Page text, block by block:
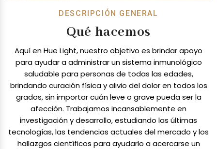
DESCRIPCIÓN GENERAL
Qué hacemos
Aquí en Hue Light, nuestro objetivo es brindar apoyo
para ayudar a administrar un sistema inmunológico
saludable para personas de todas las edades,
brindando curación física y alivio del dolor en todos los
grados, sin importar cuán leve o grave pueda ser la
afección. Trabajamos incansablemente en
investigación y desarrollo, estudiando las últimas
tecnologías, las tendencias actuales del mercado y los
hallazgos científicos para ayudarlo a acercarse un